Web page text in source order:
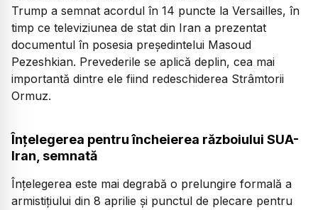
Trump a semnat acordul în 14 puncte la Versailles, în
timp ce televiziunea de stat din Iran a prezentat
documentul în posesia președintelui Masoud
Pezeshkian. Prevederile se aplică deplin, cea mai
importantă dintre ele fiind redeschiderea Strâmtorii
Ormuz.
Înțelegerea pentru încheierea războiului SUA-
Iran, semnată
Înțelegerea este mai degrabă o prelungire formală a
armistițiului din 8 aprilie și punctul de plecare pentru